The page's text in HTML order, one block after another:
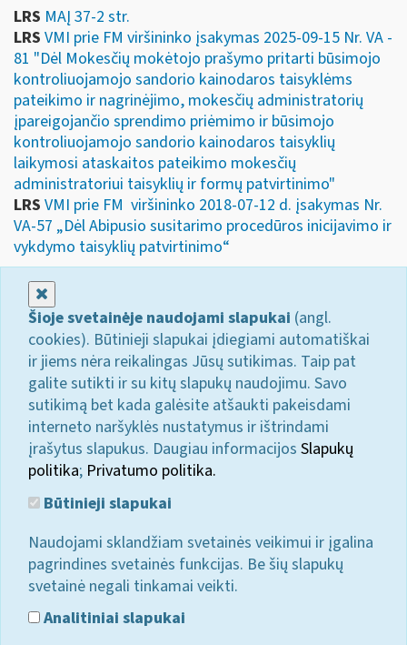
LRS MAĮ 37-2 str.
LRS VMI prie FM viršininko įsakymas 2025-09-15 Nr. VA -
81 "Dėl Mokesčių mokėtojo prašymo pritarti būsimojo
kontroliuojamojo sandorio kainodaros taisyklėms
pateikimo ir nagrinėjimo, mokesčių administratorių
įpareigojančio sprendimo priėmimo ir būsimojo
kontroliuojamojo sandorio kainodaros taisyklių
laikymosi ataskaitos pateikimo mokesčių
administratoriui taisyklių ir formų patvirtinimo"
LRS VMI prie FM viršininko 2018-07-12 d. įsakymas Nr.
VA-57 „Dėl Abipusio susitarimo procedūros inicijavimo ir
vykdymo taisyklių patvirtinimo“
Šioje svetainėje naudojami slapukai (angl.
cookies). Būtinieji slapukai įdiegiami automatiškai
ir jiems nėra reikalingas Jūsų sutikimas. Taip pat
galite sutikti ir su kitų slapukų naudojimu. Savo
sutikimą bet kada galėsite atšaukti pakeisdami
interneto naršyklės nustatymus ir ištrindami
įrašytus slapukus. Daugiau informacijos Slapukų
politika; Privatumo politika.
Būtinieji slapukai
Naudojami sklandžiam svetainės veikimui ir įgalina
pagrindines svetainės funkcijas. Be šių slapukų
svetainė negali tinkamai veikti.
Analitiniai slapukai